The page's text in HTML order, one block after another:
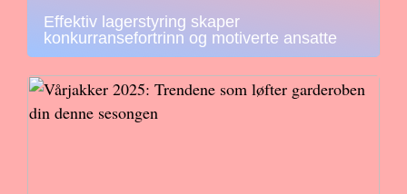
Effektiv lagerstyring skaper
konkurransefortrinn og motiverte ansatte